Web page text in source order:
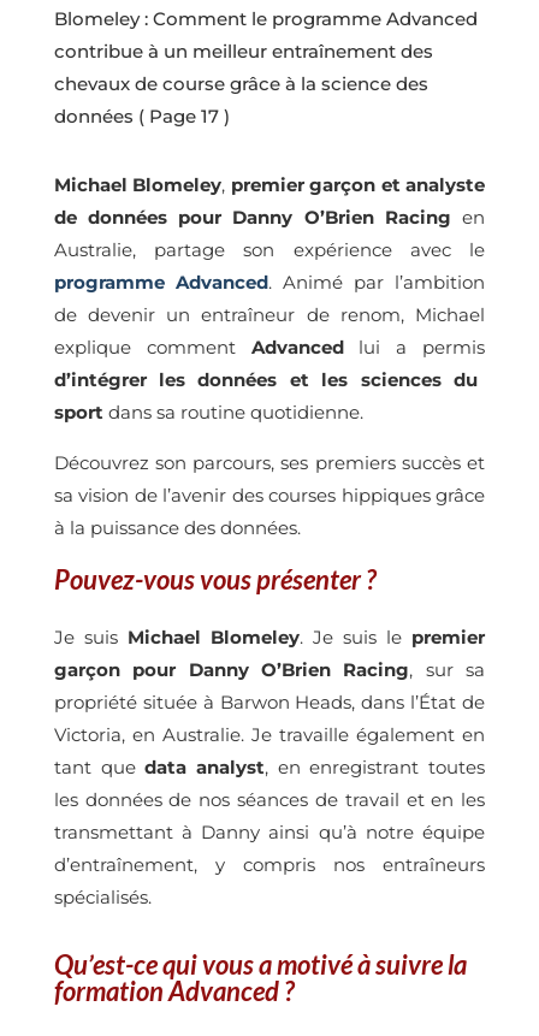
Blomeley : Comment le programme Advanced
contribue à un meilleur entraînement des
chevaux de course grâce à la science des
données ( Page 17 )
Michael Blomeley, premier garçon et analyste
de données pour Danny O’Brien Racing en
Australie, partage son expérience avec le
programme Advanced. Animé par l’ambition
de devenir un entraîneur de renom, Michael
explique comment Advancedlui a permis
d’intégrer les données et les sciences du
sportdans sa routine quotidienne.
Découvrez son parcours, ses premiers succès et
sa vision de l’avenir des courses hippiques grâce
à la puissance des données.
Pouvez-vous vous présenter ?
Je suis Michael Blomeley. Je suis le premier
garçon pour Danny O’Brien Racing, sur sa
propriété située à Barwon Heads, dans l’État de
Victoria, en Australie. Je travaille également en
tant quedata analyst, en enregistrant toutes
les données de nos séances de travail et en les
transmettant à Danny ainsi qu’à notre équipe
d’entraînement, y compris nos entraîneurs
spécialisés.
Qu’est-ce qui vous a motivé à suivre la
formation Advanced ?